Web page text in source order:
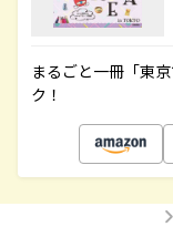
まるごと一冊「東
ク！